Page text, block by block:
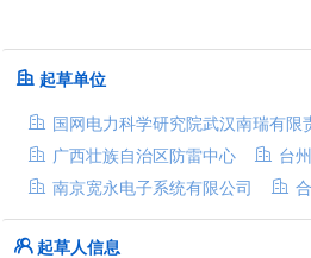
起草单位
国网电力科学研究院武汉南瑞有限
广西壮族自治区防雷中心
台
南京宽永电子系统有限公司
起草人信息